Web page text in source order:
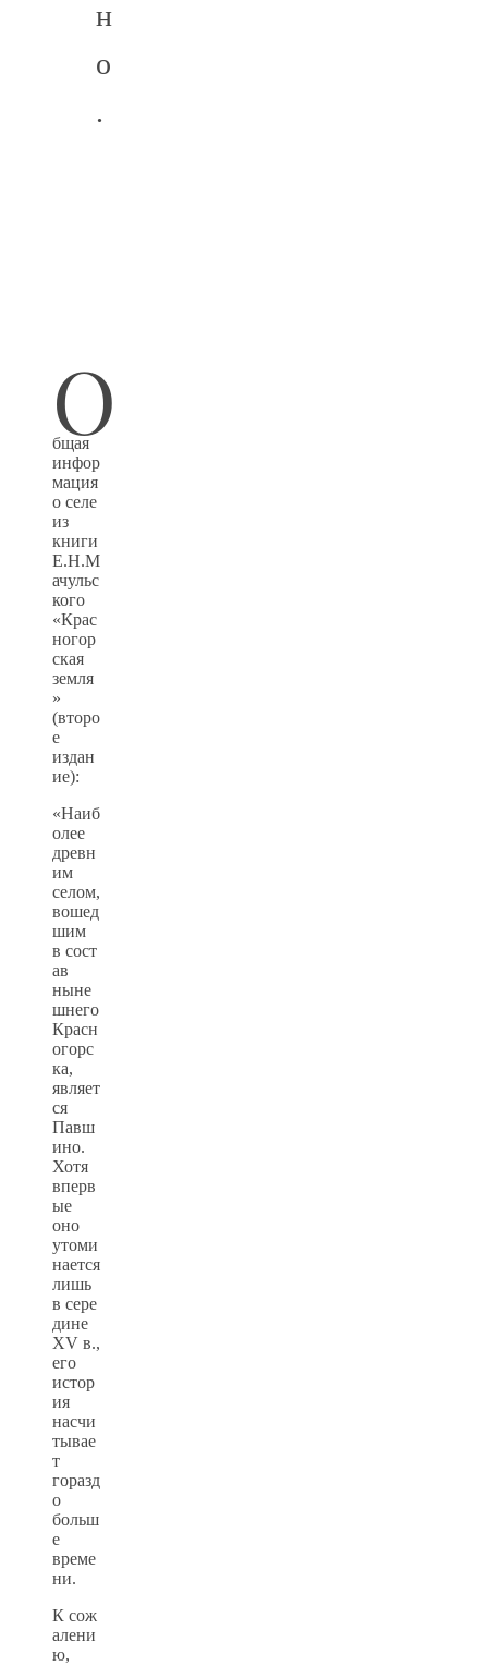
н
о
.
О
бщая
инфор
мация
о селе
из
книги
Е.Н.М
ачульс
кого
«Крас
ногор
ская
земля
»
(второ
е
издан
ие):
«Наиб
олее
древн
им
селом,
вошед
шим
в сост
ав
ныне
шнего
Красн
огорс
ка,
являет
ся
Павш
ино.
Хотя
вперв
ые
оно
утоми
нается
лишь
в сере
дине
XV в.,
его
истор
ия
насчи
тывае
т
горазд
о
больш
е
време
ни.
К сож
алени
ю,